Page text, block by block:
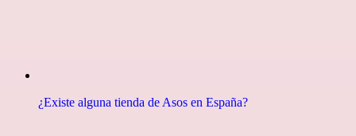
¿Existe alguna tienda de Asos en España?